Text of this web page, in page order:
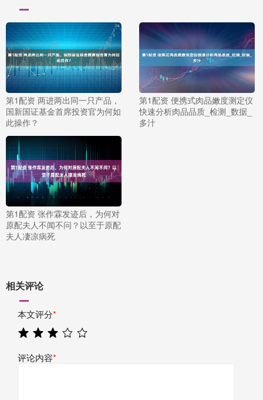
第1配资 两进两出同一只产品，
国新国证基金首席投资官为何如
此操作？
第1配资 便携式肉品嫩度测定仪
快速分析肉品品质_检测_数据_
多汁
第1配资 张作霖发迹后，为何对
原配夫人不闻不问？以至于原配
夫人凄凉病死
相关评论
本文评分*
评论内容*